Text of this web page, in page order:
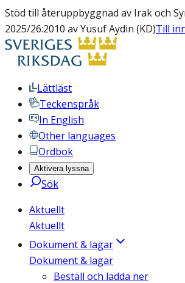
Stöd till återuppbyggnad av Irak och
2025/26:2010 av Yusuf Aydin (KD)Till
Lättläst
Teckenspråk
In English
Other languages
Ordbok
Aktivera lyssna
Sök
Aktuellt
Aktuellt
Dokument & lagar
Dokument & lagar
Beställ och ladda ner